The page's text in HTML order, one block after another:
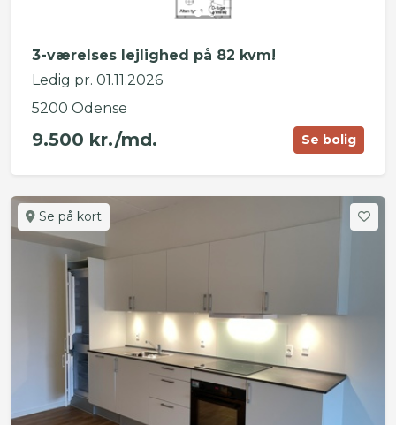
3-værelses lejlighed på 82 kvm!
Ledig pr. 01.11.2026
5200 Odense
9.500 kr./md. Se bolig
Se på kort